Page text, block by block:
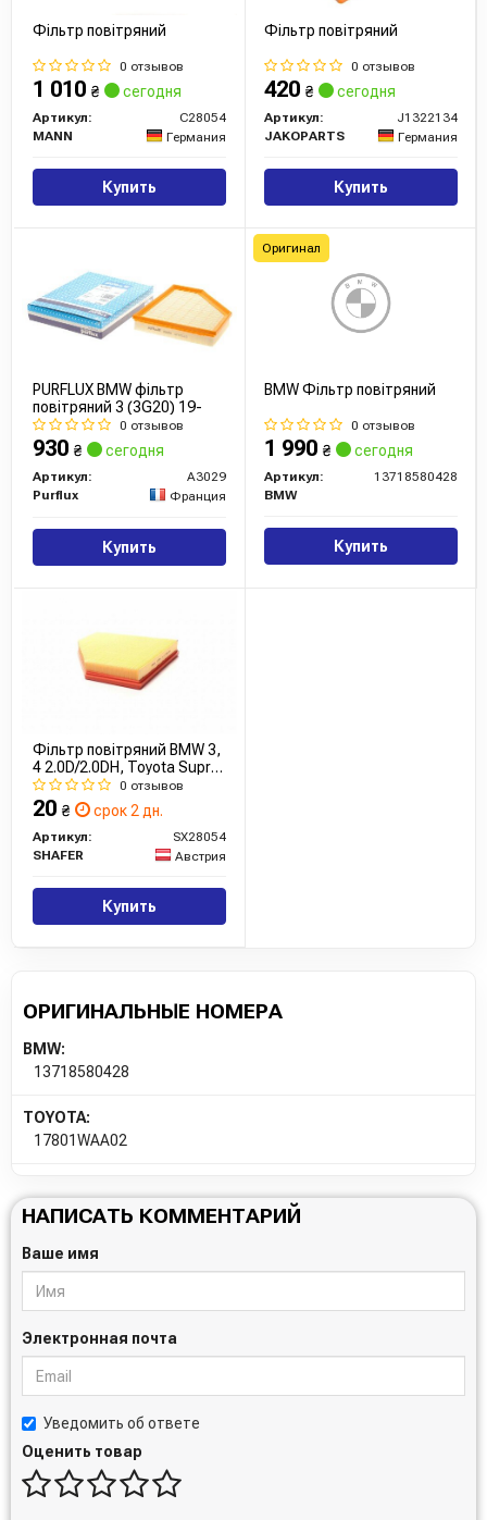
Фільтр повітряний
0 отзывов
1 010 ₴ сегодня
Артикул:
C28054
MANN
Германия
Купить
Фільтр повітряний
0 отзывов
420 ₴ сегодня
Артикул:
J1322134
JAKOPARTS
Германия
Купить
PURFLUX BMW фільтр
повітряний 3 (3G20) 19-
0 отзывов
930 ₴ сегодня
Артикул:
A3029
Purflux
Франция
Купить
BMW Фільтр повітряний
0 отзывов
1 990 ₴ сегодня
Артикул:
13718580428
BMW
Купить
Оригинал
Фільтр повітряний BMW 3,
4 2.0D/2.0DH, Toyota Supra
1.6/2.0/2.0H 0 отзывов
20 ₴ срок 2 дн.
Артикул:
SX28054
SHAFER
Австрия
Купить
ОРИГИНАЛЬНЫЕ НОМЕРА
BMW:
13718580428
TOYOTA:
17801WAA02
НАПИСАТЬ КОММЕНТАРИЙ
Ваше имя
Электронная почта
Уведомить об ответе
Оценить товар